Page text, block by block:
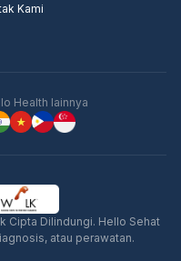
Kami
Health lainnya
Cipta Dilindungi. Hello Sehat
atau perawatan.